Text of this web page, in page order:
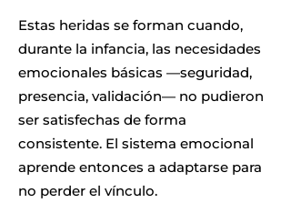
Estas heridas se forman cuando,
durante la infancia, las necesidades
emocionales básicas —seguridad,
presencia, validación— no pudieron
ser satisfechas de forma
consistente. El sistema emocional
aprende entonces a adaptarse para
no perder el vínculo.